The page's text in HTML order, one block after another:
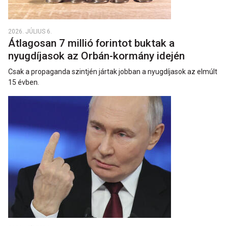
2026. JÚLIUS 6.
Átlagosan 7 millió forintot buktak a
nyugdíjasok az Orbán-kormány idején
Csak a propaganda szintjén jártak jobban a nyugdíjasok az elmúlt
15 évben.